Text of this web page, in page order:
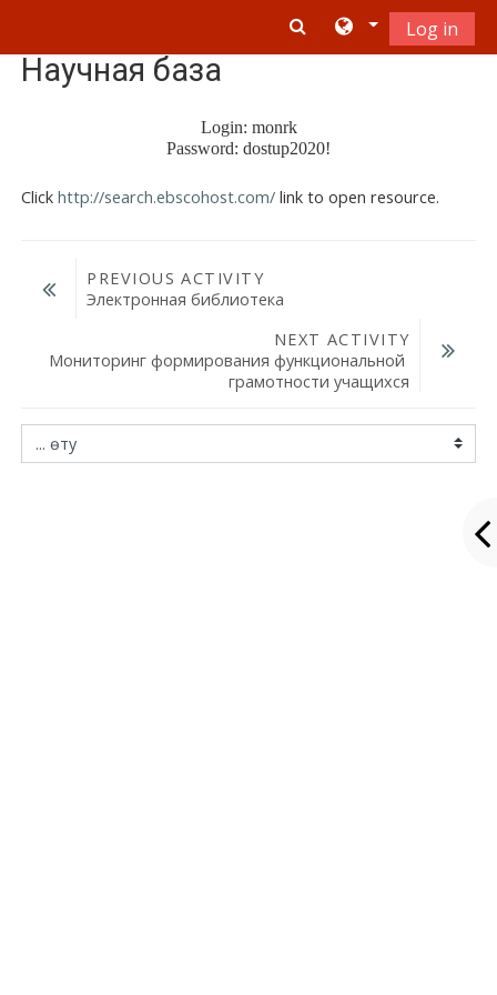
Log in
Научная база
Login: monrk
Password: dostup2020!
Clickhttp://search.ebscohost.com/ link to open resource.
PREVIOUS ACTIVITY
Электронная библиотека
NEXT ACTIVITY
Мониторинг формирования функциональной
грамотности учащихся